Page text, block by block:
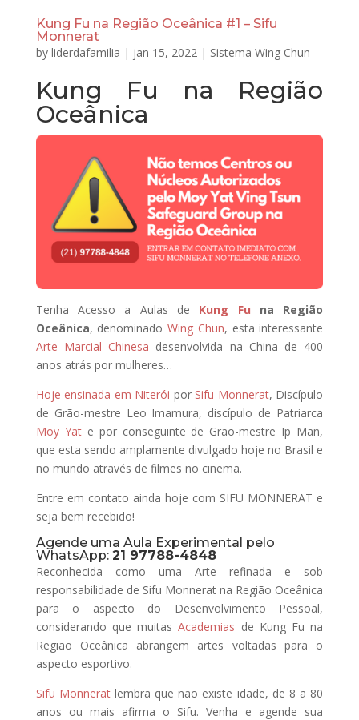
Kung Fu na Região Oceânica #1 – Sifu
Monnerat
by liderdafamilia | jan 15, 2022| Sistema Wing Chun
Kung Fu na Região
Oceânica
Tenha Acesso a Aulas de Kung Fu na Região
Oceânica, denominadoWing Chun, esta interessante
Arte Marcial Chinesa desenvolvida na China de 400
anos atrás por mulheres…
Hoje ensinada em Niterói por Sifu Monnerat, Discípulo
de Grão-mestre Leo Imamura, discípulo de Patriarca
Moy Yate por conseguinte de Grão-mestre Ip Man,
que esta sendo amplamente divulgado hoje no Brasil e
no mundo através de filmes no cinema.
Entre em contato ainda hoje com SIFU MONNERAT e
seja bem recebido!
Agende uma Aula Experimental pelo
WhatsApp: 21 97788-4848
Reconhecida como uma Arte refinada e sob
responsabilidade de Sifu Monnerat na Região Oceânica
para o aspecto do Desenvolvimento Pessoal,
considerando que muitasAcademias de Kung Fu na
Região Oceânica abrangem artes voltadas para o
aspecto esportivo.
Sifu Monneratlembra que não existe idade, de 8 a 80
anos ou mais afirma o Sifu. Venha e agende sua